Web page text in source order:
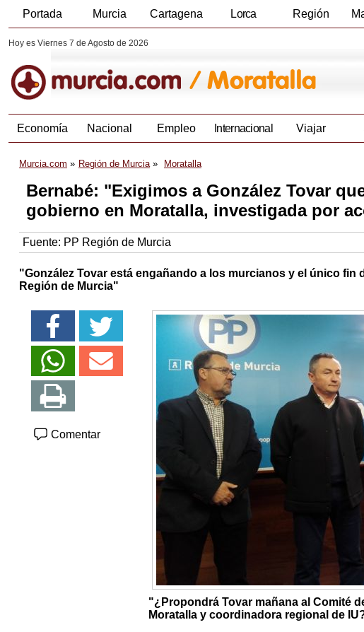
Portada Murcia Cartagena Lorca Región
Hoy es Viernes 7 de Agosto de 2026
Economía Nacional Empleo Internacional Viajar
Murcia.com Región de Murcia Moratalla
Bernabé: "Exigimos a González Tovar
gobierno en Moratalla, investigada por
Fuente: PP Región de Murcia
"González Tovar está engañando a los murcianos y el único
Región de Murcia"
Comentar
"¿Propondrá Tovar mañana al Comité
Moratalla y coordinadora regional de